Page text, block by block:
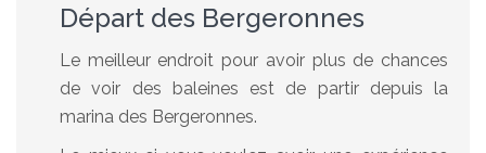
Départ des Bergeronnes
Le meilleur endroit pour avoir plus de chances
de voir des baleines est de partir depuis la
marina des Bergeronnes.